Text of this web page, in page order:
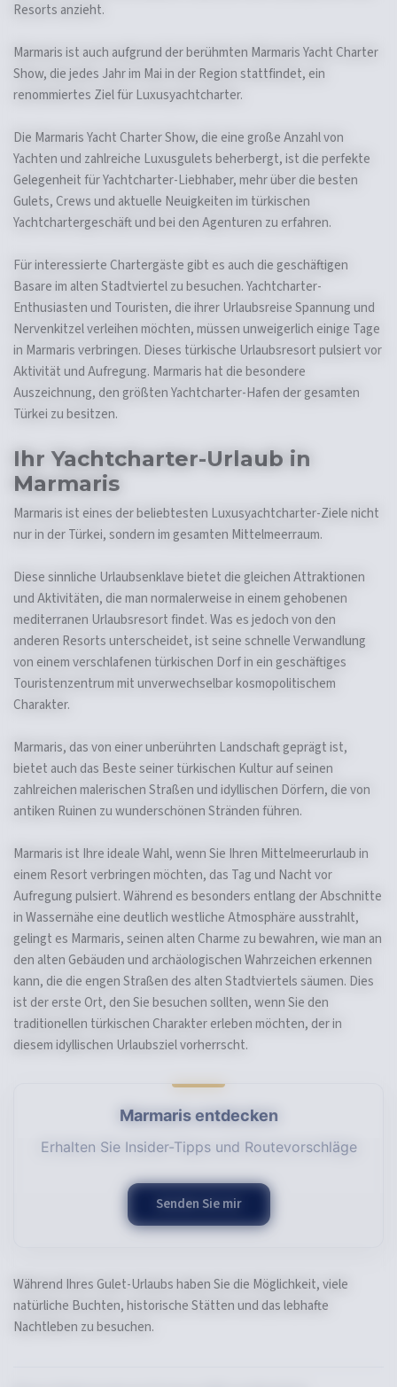
Resorts anzieht.
Marmaris ist auch aufgrund der berühmten Marmaris Yacht Charter
Show, die jedes Jahr im Mai in der Region stattfindet, ein
renommiertes Ziel für Luxusyachtcharter.
Die Marmaris Yacht Charter Show, die eine große Anzahl von
Yachten und zahlreiche Luxusgulets beherbergt, ist die perfekte
Gelegenheit für Yachtcharter-Liebhaber, mehr über die besten
Gulets, Crews und aktuelle Neuigkeiten im türkischen
Yachtchartergeschäft und bei den Agenturen zu erfahren.
Für interessierte Chartergäste gibt es auch die geschäftigen
Basare im alten Stadtviertel zu besuchen. Yachtcharter-
Enthusiasten und Touristen, die ihrer Urlaubsreise Spannung und
Nervenkitzel verleihen möchten, müssen unweigerlich einige Tage
in Marmaris verbringen. Dieses türkische Urlaubsresort pulsiert vor
Aktivität und Aufregung. Marmaris hat die besondere
Auszeichnung, den größten Yachtcharter-Hafen der gesamten
Türkei zu besitzen.
Ihr Yachtcharter-Urlaub in
Marmaris
Marmaris ist eines der beliebtesten Luxusyachtcharter-Ziele nicht
nur in der Türkei, sondern im gesamten Mittelmeerraum.
Diese sinnliche Urlaubsenklave bietet die gleichen Attraktionen
und Aktivitäten, die man normalerweise in einem gehobenen
mediterranen Urlaubsresort findet. Was es jedoch von den
anderen Resorts unterscheidet, ist seine schnelle Verwandlung
von einem verschlafenen türkischen Dorf in ein geschäftiges
Touristenzentrum mit unverwechselbar kosmopolitischem
Charakter.
Marmaris, das von einer unberührten Landschaft geprägt ist,
bietet auch das Beste seiner türkischen Kultur auf seinen
zahlreichen malerischen Straßen und idyllischen Dörfern, die von
antiken Ruinen zu wunderschönen Stränden führen.
Marmaris ist Ihre ideale Wahl, wenn Sie Ihren Mittelmeerurlaub in
einem Resort verbringen möchten, das Tag und Nacht vor
Aufregung pulsiert. Während es besonders entlang der Abschnitte
in Wassernähe eine deutlich westliche Atmosphäre ausstrahlt,
gelingt es Marmaris, seinen alten Charme zu bewahren, wie man an
den alten Gebäuden und archäologischen Wahrzeichen erkennen
kann, die die engen Straßen des alten Stadtviertels säumen. Dies
ist der erste Ort, den Sie besuchen sollten, wenn Sie den
traditionellen türkischen Charakter erleben möchten, der in
diesem idyllischen Urlaubsziel vorherrscht.
Marmaris entdecken
Erhalten Sie Insider-Tipps und Routevorschläge
Senden Sie mir
Während Ihres Gulet-Urlaubs haben Sie die Möglichkeit, viele
natürliche Buchten, historische Stätten und das lebhafte
Nachtleben zu besuchen.